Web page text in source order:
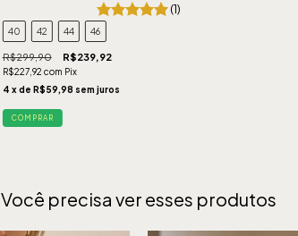
(1)
40 42 44 46
R$299,90 R$239,92
R$227,92 com Pix
4 x de R$59,98 sem juros
COMPRAR
Você precisa ver esses produtos